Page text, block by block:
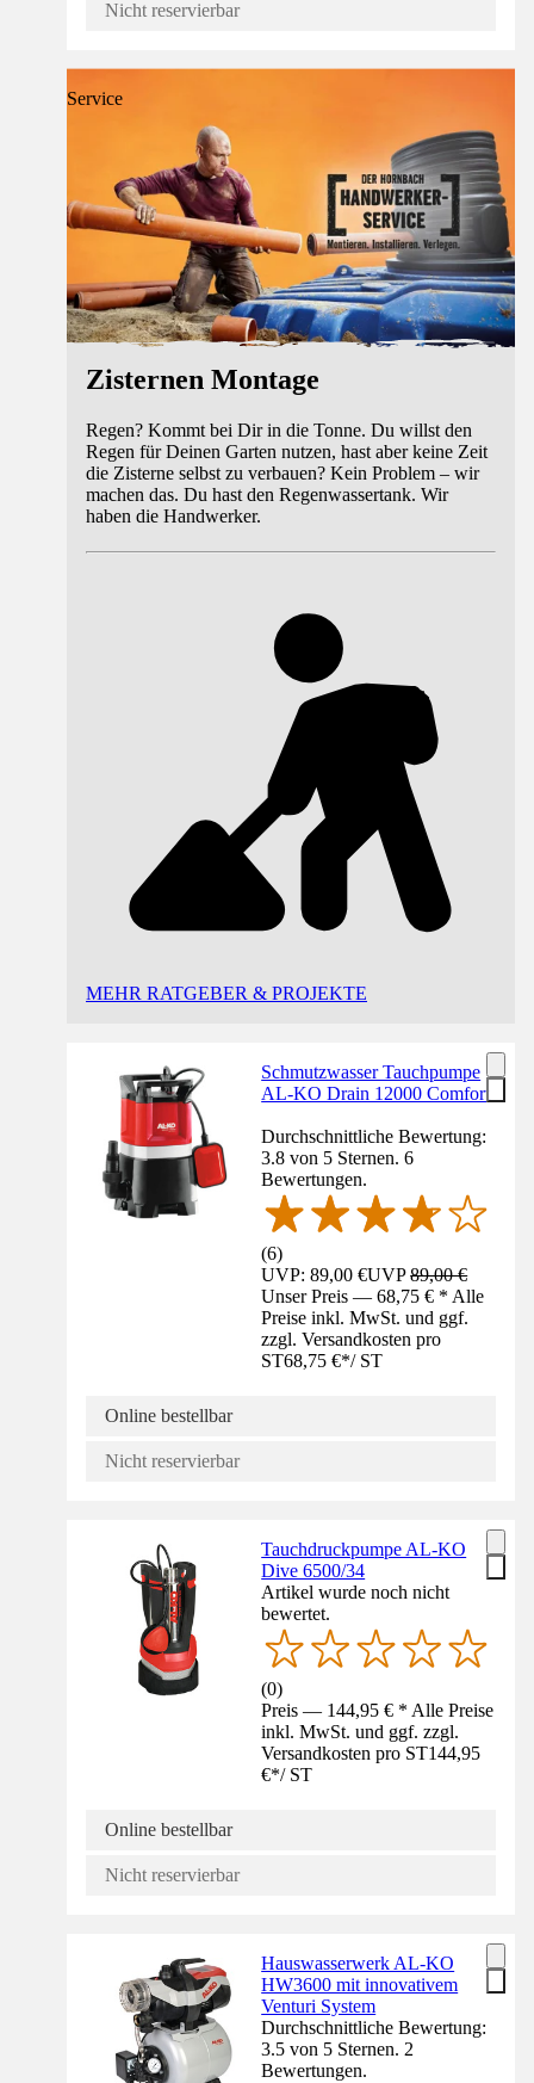
Nicht reservierbar
Service
Zisternen Montage
Regen? Kommt bei Dir in die Tonne. Du willst den
Regen für Deinen Garten nutzen, hast aber keine Zeit
die Zisterne selbst zu verbauen? Kein Problem – wir
machen das. Du hast den Regenwassertank. Wir
haben die Handwerker.
MEHR RATGEBER & PROJEKTE
Schmutzwasser Tauchpumpe
AL-KO Drain 12000 Comfort
Durchschnittliche Bewertung:
3.8 von 5 Sternen. 6
Bewertungen.
(6)
UVP: 89,00 €UVP89,00 €
Unser Preis — 68,75 € * Alle
Preise inkl. MwSt. und ggf.
zzgl. Versandkosten pro
ST68,75 €*/ ST
Online bestellbar
Nicht reservierbar
Tauchdruckpumpe AL-KO
Dive 6500/34
Artikel wurde noch nicht
bewertet.
(0)
Preis — 144,95 € * Alle Preise
inkl. MwSt. und ggf. zzgl.
Versandkosten pro ST144,95
€*/ ST
Online bestellbar
Nicht reservierbar
Hauswasserwerk AL-KO
HW3600 mit innovativem
Venturi System
Durchschnittliche Bewertung:
3.5 von 5 Sternen. 2
Bewertungen.